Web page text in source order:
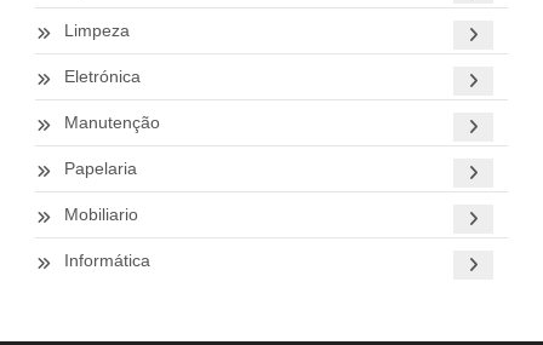
Limpeza
Eletrónica
Manutenção
Papelaria
Mobiliario
Informática